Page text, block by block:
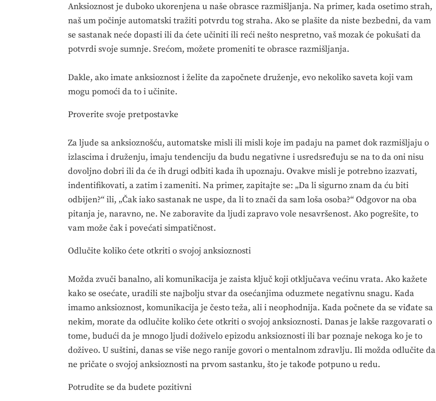
Anksioznost je duboko ukorenjena u naše obrasce razmišljanja. Na primer, kada osetimo strah,
naš um počinje automatski tražiti potvrdu tog straha. Ako se plašite da niste bezbedni, da vam
se sastanak neće dopasti ili da ćete učiniti ili reći nešto nespretno, vaš mozak će pokušati da
potvrdi svoje sumnje. Srećom, možete promeniti te obrasce razmišljanja.
Dakle, ako imate anksioznost i želite da započnete druženje, evo nekoliko saveta koji vam
mogu pomoći da to i učinite.
Proverite svoje pretpostavke
Za ljude sa anksioznošću, automatske misli ili misli koje im padaju na pamet dok razmišljaju o
izlascima i druženju, imaju tendenciju da budu negativne i usredsređuju se na to da oni nisu
dovoljno dobri ili da će ih drugi odbiti kada ih upoznaju. Ovakve misli je potrebno izazvati,
indentifikovati, a zatim i zameniti. Na primer, zapitajte se: „Da li sigurno znam da ću biti
odbijen?“ ili, „Čak iako sastanak ne uspe, da li to znači da sam loša osoba?“ Odgovor na oba
pitanja je, naravno, ne. Ne zaboravite da ljudi zapravo vole nesavršenost. Ako pogrešite, to
vam može čak i povećati simpatičnost.
Odlučite koliko ćete otkriti o svojoj anksioznosti
Možda zvuči banalno, ali komunikacija je zaista ključ koji otključava većinu vrata. Ako kažete
kako se osećate, uradili ste najbolju stvar da osećanjima oduzmete negativnu snagu. Kada
imamo anksioznost, komunikacija je često teža, ali i neophodnija. Kada počnete da se viđate sa
nekim, morate da odlučite koliko ćete otkriti o svojoj anksioznosti. Danas je lakše razgovarati o
tome, budući da je mnogo ljudi doživelo epizodu anksioznosti ili bar poznaje nekoga ko je to
doživeo. U suštini, danas se više nego ranije govori o mentalnom zdravlju. Ili možda odlučite da
ne pričate o svojoj anksioznosti na prvom sastanku, što je takođe potpuno u redu.
Potrudite se da budete pozitivni